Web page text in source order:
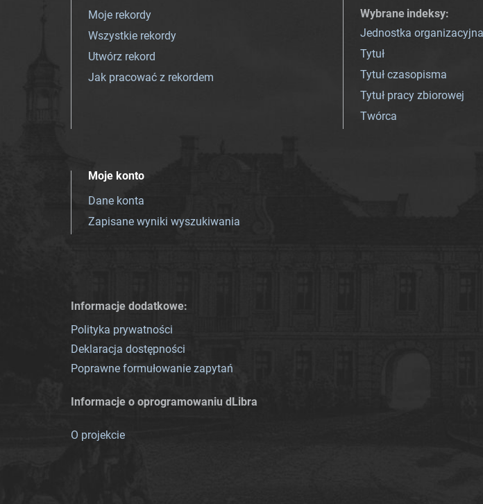
Moje rekordy
Wszystkie rekordy
Utwórz rekord
Jak pracować z rekordem
Wybrane indeksy:
Jednostka organizacyjna
Tytuł
Tytuł czasopisma
Tytuł pracy zbiorowej
Twórca
Moje konto
Dane konta
Zapisane wyniki wyszukiwania
Informacje dodatkowe:
Polityka prywatności
Deklaracja dostępności
Poprawne formułowanie zapytań
Informacje o oprogramowaniu dLibra
O projekcie